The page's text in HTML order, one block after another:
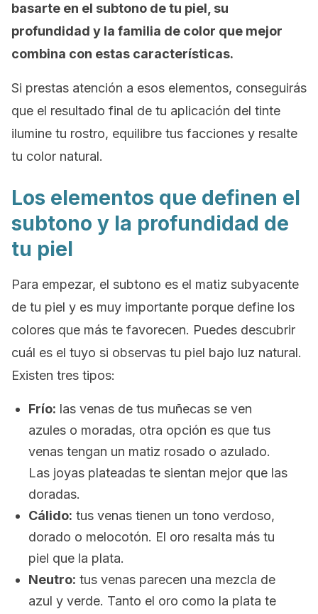
basarte en el subtono de tu piel, su
profundidad y la familia de color que mejor
combina con estas características.
Si prestas atención a esos elementos, conseguirás
que el resultado final de tu aplicación del tinte
ilumine tu rostro, equilibre tus facciones y resalte
tu color natural.
Los elementos que definen el
subtono y la profundidad de
tu piel
Para empezar, el subtono es el matiz subyacente
de tu piel y es muy importante porque define los
colores que más te favorecen. Puedes descubrir
cuál es el tuyo si observas tu piel bajo luz natural.
Existen tres tipos:
Frío: las venas de tus muñecas se ven
azules o moradas, otra opción es que tus
venas tengan un matiz rosado o azulado.
Las joyas plateadas te sientan mejor que las
doradas.
Cálido: tus venas tienen un tono verdoso,
dorado o melocotón. El oro resalta más tu
piel que la plata.
Neutro: tus venas parecen una mezcla de
azul y verde. Tanto el oro como la plata te